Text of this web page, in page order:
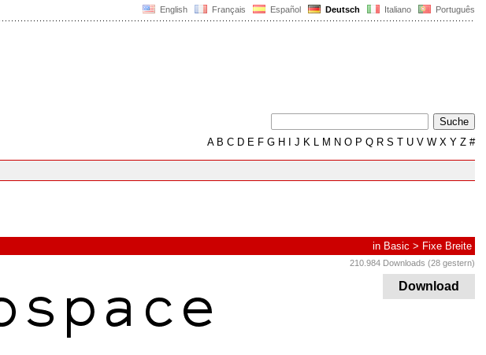
English Français Español Deutsch Italiano Português
AB C D E F G H J K L M N O P Q R S T U V W X Y Z #
in Basic > Fixe Breite
210.984 Downloads (28 gestern)
Download